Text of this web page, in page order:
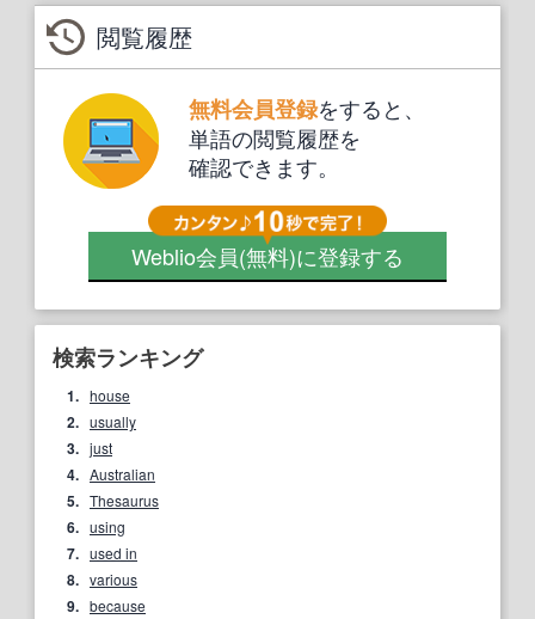
閲覧履歴
無料会員登録をすると、
単語の閲覧履歴を
確認できます。
Weblio会員(無料)に登録する
検索ランキング
1. house
2. usually
3. just
4. Australian
5. Thesaurus
6. using
7. used in
8. various
9. because